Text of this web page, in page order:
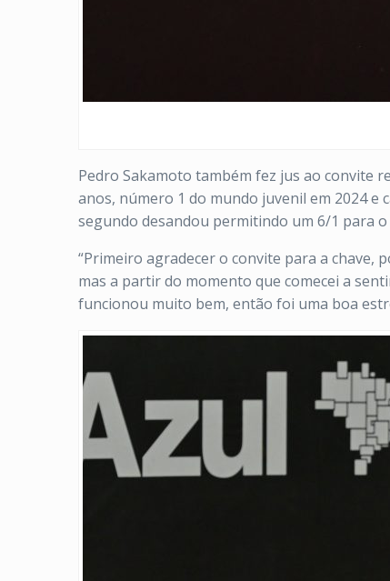
Pedro Sakamoto também fez jus ao convite
anos, número 1 do mundo juvenil em 2024 e
segundo desandou permitindo um 6/1 para
“Primeiro agradecer o convite para a
mas a partir do momento que comecei a
funcionou muito bem, então foi uma boa